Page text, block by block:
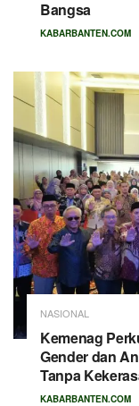
Bangsa
KABARBANTEN.COM
NASIONAL
Kemenag
Gender dan
Tanpa
KABARBANTEN.COM